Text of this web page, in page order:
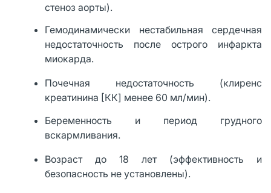
стеноз аорты).
Гемодинамически нестабильная сердечная
недостаточность после острого инфаркта
миокарда.
Почечная недостаточность (клиренс
креатинина [КК] менее 60 мл/мин).
Беременность и период грудного
вскармливания.
Возраст до 18 лет (эффективность и
безопасность не установлены).